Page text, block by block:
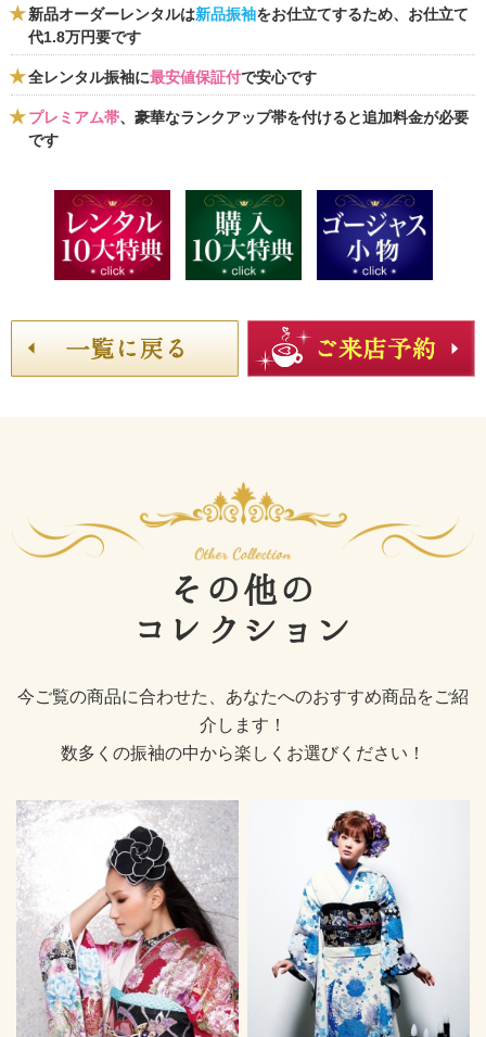
新品オーダーレンタルは新品振袖をお仕立てするため、お仕立て
代1.8万円要です
全レンタル振袖に最安値保証付で安心です
プレミアム帯、豪華なランクアップ帯を付けると追加料金が必要
です
その他の
コレクション
今ご覧の商品に合わせた、あなたへのおすすめ商品をご紹
介します！
数多くの振袖の中から楽しくお選びください！